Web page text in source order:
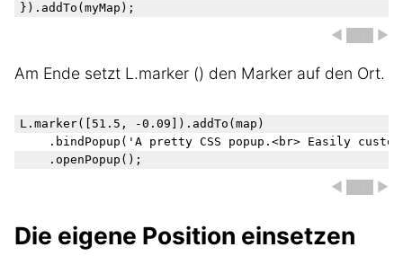
◀ ███ ▶
Am Ende setzt L.marker () den Marker auf den Ort.
L.marker([51.5, -0.09]).addTo(map)
.bindPopup('A pretty CSS popup.<br> Easily
◀ ███ ▶
Die eigene Position einsetzen